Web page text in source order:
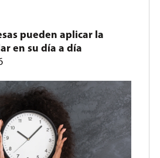
pueden aplicar la
en su día a día